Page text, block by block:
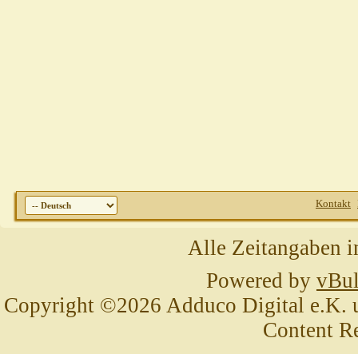
Kontakt
Alle Zeitangaben
Powered by
Copyright ©2026 Adduco Digital e.K.
Content